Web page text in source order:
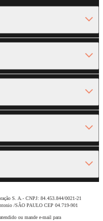
S. A.- CNPJ: 84.453.844/0021-21
/SÃO PAULO CEP 04.719-901
ou mande e-mail para